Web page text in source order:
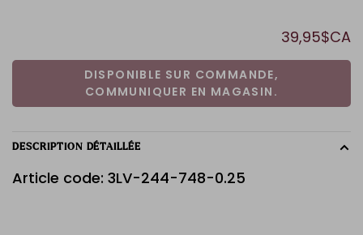
39,95$CA
DISPONIBLE SUR COMMANDE,
COMMUNIQUER EN MAGASIN.
DESCRIPTION DÉTAILLÉE
Article code: 3LV-244-748-0.25